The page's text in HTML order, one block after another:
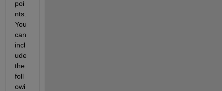
poi
nts.
You
can
incl
ude
the
foll
owi